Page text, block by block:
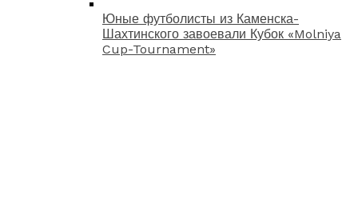
Юные футболисты из Каменска-
Шахтинского завоевали Кубок «Molniya
Cup-Tournament»